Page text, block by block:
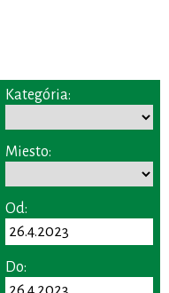
Kategória:
Miesto:
Od:
Do: